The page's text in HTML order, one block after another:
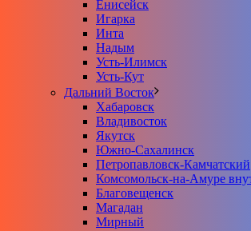
Енисейск
Игарка
Инта
Надым
Усть-Илимск
Усть-Кут
Дальний Восток
Хабаровск
Владивосток
Якутск
Южно-Сахалинск
Петропавловск-Камчатский
Комсомольск-на-Амуре
Благовещенск
Магадан
Мирный